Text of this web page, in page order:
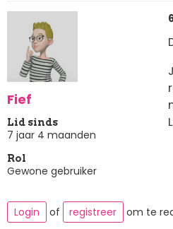
Fief
Lid sinds
7 jaar 4 maanden
Rol
Gewone gebruiker
Login of registreer om te